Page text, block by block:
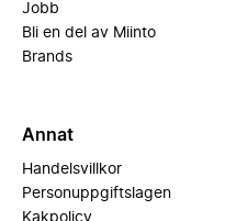
Jobb
Bli en del av Miinto
Brands
Annat
Handelsvillkor
Personuppgiftslagen
Kakpolicy